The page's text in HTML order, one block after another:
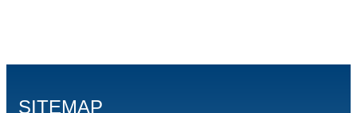
SITEMAP